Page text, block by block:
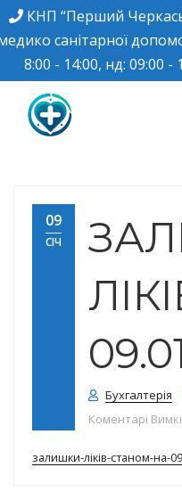
КНП “Перший
санітарної
8:00 - 14:00, нд: 09:00 -
центр
09
СІЧ
Бухгалтерія
Коментарі
залишки-ліків-станом-на-